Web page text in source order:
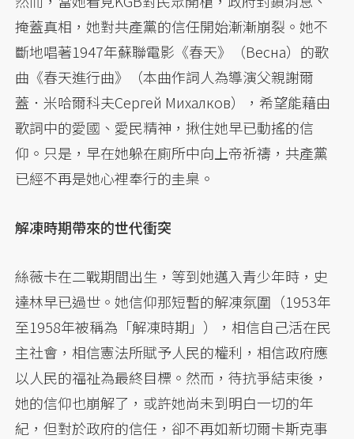
掩蓋真相，她對共產黨的信任開始漸漸崩裂。她不
斷地唱著1947年蘇聯電影《春天》（Весна）的歌
曲《春天進行曲》（本曲作詞人為導演父親謝爾
蓋．米哈爾科夫Сергей Михалков），希望能藉由
歌詞中的愛國、愛民精神，揪住她早已動搖的信
仰。只是，早在她躲在廁所中向上帝祈禱，共產黨
已經不再是她心裡奉行的圭臬。
解凍時期帶來的世代衝突
絲薇卡在二戰期間出生，等到她邁入青少年時，史
達林早已過世。她信仰那短暫的解凍氛圍（1953年
至1958年被稱為「解凍時期」），相信自己活在民
主社會，相信憲法所賦予人民的權利，相信政府應
以人民的福祉為最終目標。然而，待抗爭結束後，
她的信仰也崩解了，或許她尚未到明白一切的年
紀，但對於政府的信任，卻不再如新切爾卡斯克事